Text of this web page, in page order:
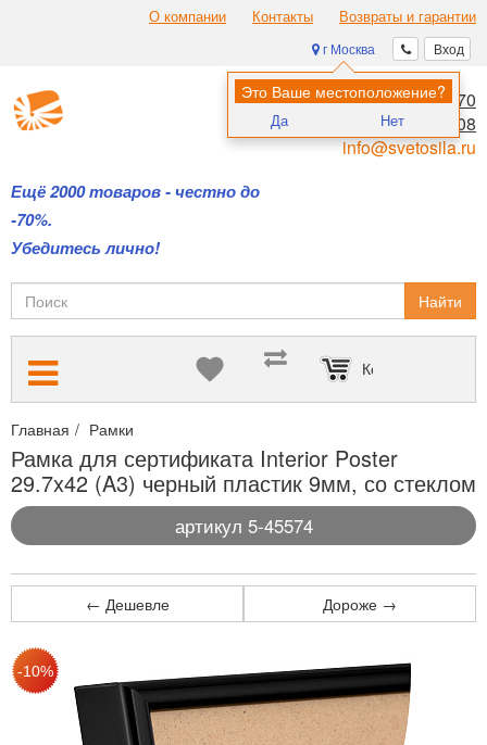
О компании Контакты Возвраты и гарантии
Вход
г Москва
Это Ваше местоположение?
Да Нет
Ещё 2000 товаров - честно до
-70%.
Убедитесь лично!
8 (495) 970-00-70
8 (800) 700-11-08
info@svetosila.ru
Найти
Корзина пуста
Главная Рамки
Рамка для сертификата Interior Poster
29.7x42 (A3) черный пластик 9мм, со стеклом
артикул 5-45574
← Дешевле Дороже →